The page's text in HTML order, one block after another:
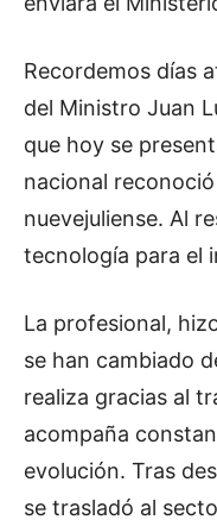
d
e
a
u
d
i
Recordemos días
del Ministro Juan
que hoy se
nacional
nuevejuliense. Al
tecnología para el
La profesional,
se han cambiado
realiza gracias al
acompaña
evolución. Tras
se trasladó al